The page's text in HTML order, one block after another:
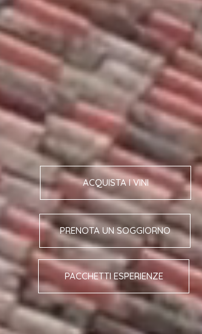
PACCHETTI ESPERIENZE
PRENOTA UN SOGGIORNO
ACQUISTA I VINI